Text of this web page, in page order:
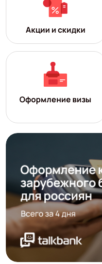
Акции и скидки
Оформление визы